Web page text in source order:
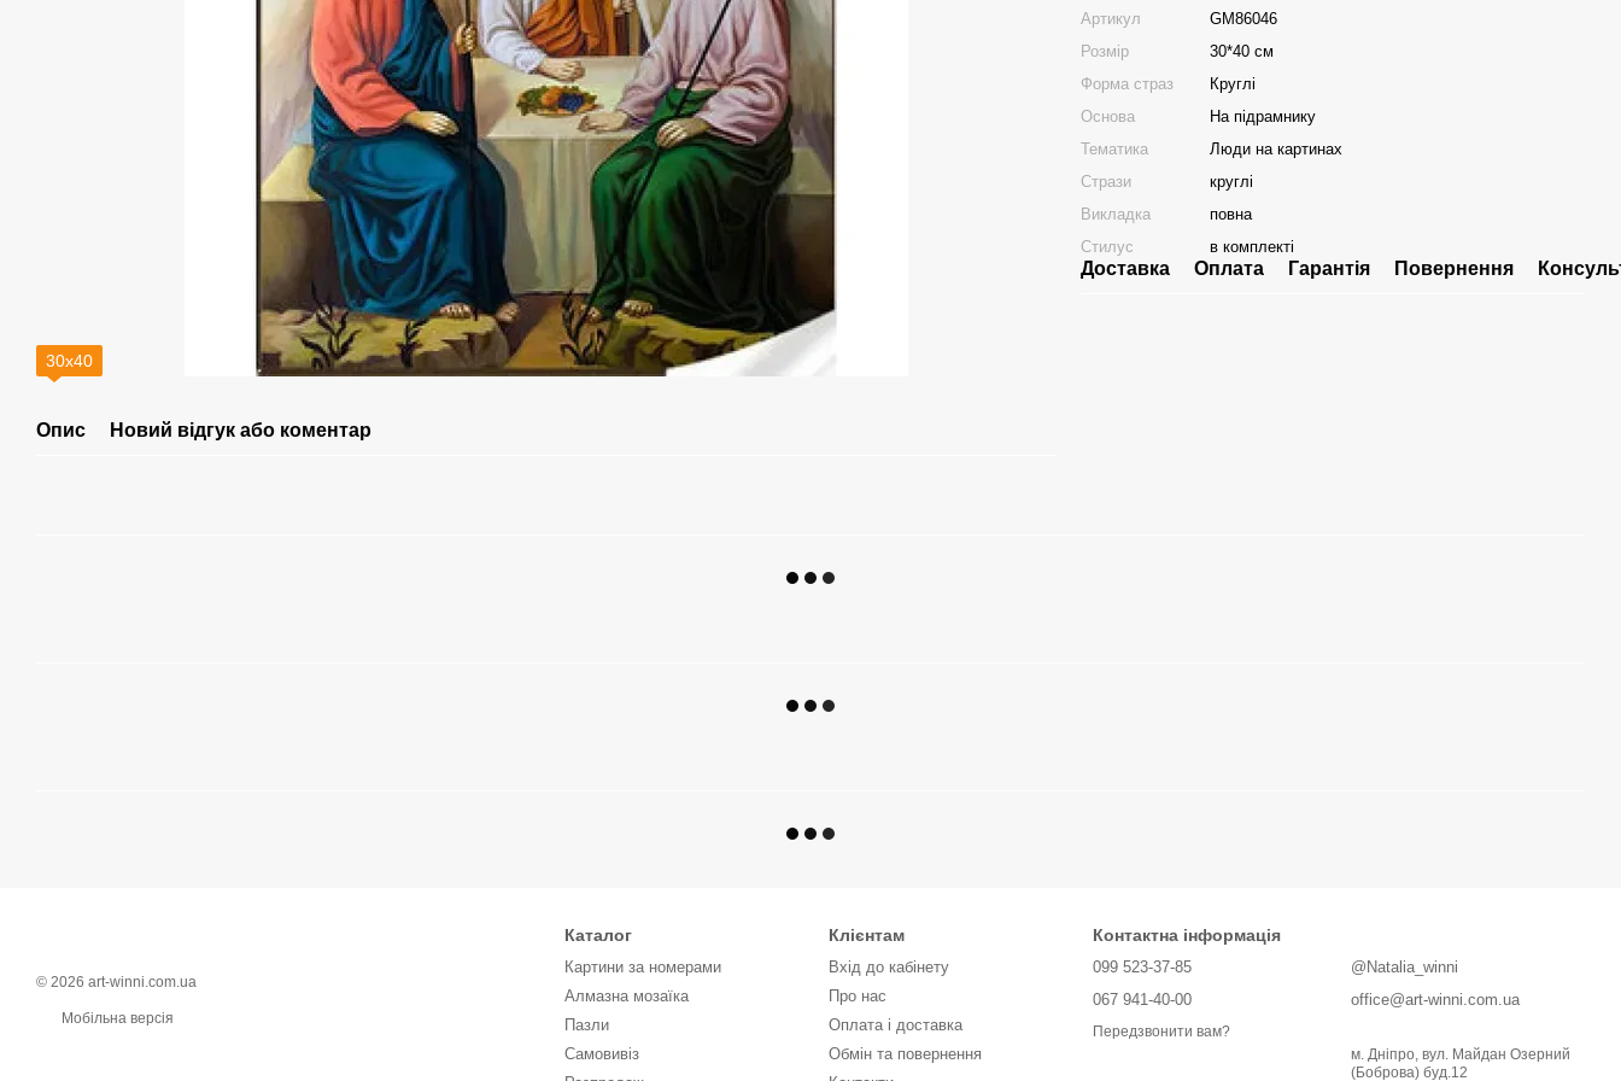
30х40
Опис Новий відгук або коментар
Артикул
GM86046
Розмір
30*40 см
Форма страз
Круглі
Основа
На підрамнику
Тематика
Люди на картинах
Стрази
круглі
Викладка
повна
Стилус
в комплекті
Доставка Оплата Гарантія Повернення
© 2026 art-winni.com.ua
Мобільна версія
Каталог
Картини за номерами
Алмазна мозаїка
Пазли
Самовивіз
Клієнтам
Вхід до кабінету
Про нас
Оплата і доставка
Обмін та повернення
Контактна інформація
099 523-37-85
067 941-40-00
Передзвонити вам?
@Natalia_winni
office@art-winni.com.ua
м. Дніпро, вул. Майдан Озерний
(Боброва) буд.12